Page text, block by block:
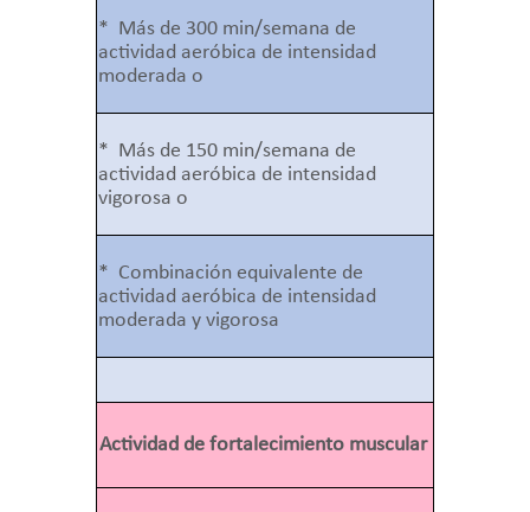
* Más de 300 min/semana de
actividad aeróbica de intensidad
moderada o
* Más de 150 min/semana de
actividad aeróbica de intensidad
vigorosa o
* Combinación equivalente de
actividad aeróbica de intensidad
moderada y vigorosa
Actividad de fortalecimiento muscular